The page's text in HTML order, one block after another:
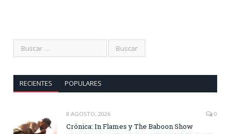
RECIENTES POPULARES
8 AGOSTO, 2026 0
Crónica: In Flames y The Baboon Show